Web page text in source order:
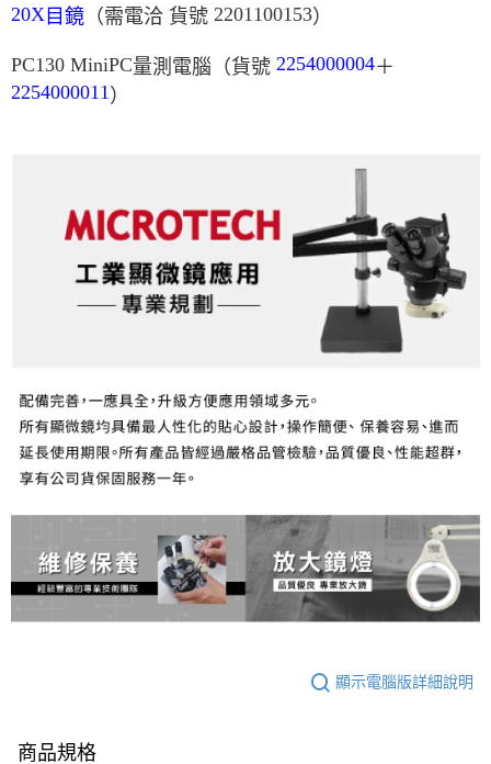
20X 目鏡 （需電洽 貨號 2201100153）
PC130 MiniPC量測電腦（貨號 2254000004＋
2254000011）
顯示電腦版詳細說明
商品規格